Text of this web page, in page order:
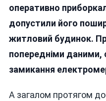
Території
Області
оперативно
допустили його
житловий будинок.
попередніми даними,
замикання
А загалом протягом